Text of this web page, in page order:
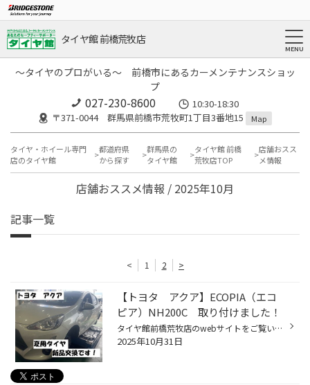
タイヤ館 前橋荒牧店
～タイヤのプロがいる～ 前橋市にあるカーメンテナンスショッ
プ
027-230-8600
10:30-18:30
〒371-0044 群馬県前橋市荒牧町1丁目3番地15
Map
タイヤ・ホイール専門
店のタイヤ館
都道府県
から探す
群馬県の
タイヤ館
タイヤ館 前橋
荒牧店TOP
店舗おスス
メ情報
店舗おススメ情報 / 2025年10月
記事一覧
< 1 2 >
【トヨタ アクア】ECOPIA（エコ
ピア）NH200C 取り付けました！
タイヤ館前橋荒牧店のwebサイトをご覧いただきまして誠にありがとうございます。 今回はトヨタのハイブリッドカー 【アクア】の夏用タイヤ交換のご紹介です。 タイヤの摩耗と劣化を指摘されてのご来店です。 実際にタイヤを確認してみると、、 全体的にタイヤがすり減っている事と共に、同じく全体...
2025年10月31日